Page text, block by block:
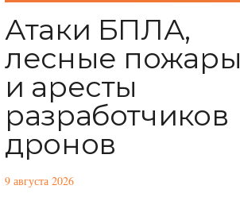
Атаки БПЛА,
лесные пожары
и аресты
разработчиков
дронов
9 августа 2026